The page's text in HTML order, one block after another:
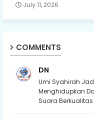
July 11, 2026
COMMENTS
DN
Umi Syahirah
Menghidupkan
Suara Berkualitas